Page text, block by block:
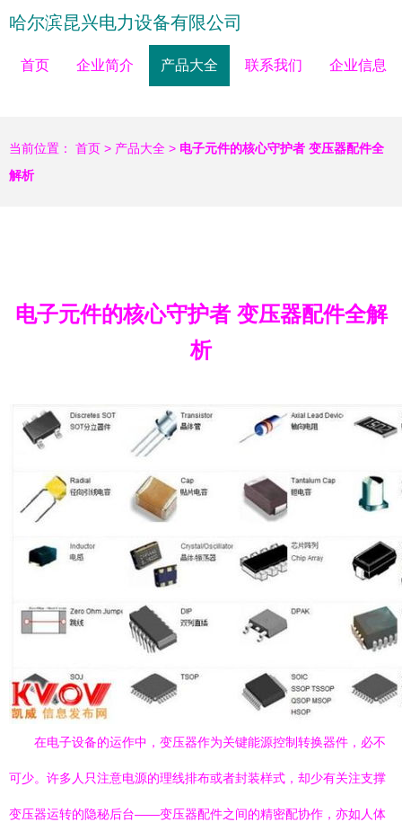
哈尔滨昆兴电力设备有限公司
首页 企业简介 产品大全 联系我们 企业信息
当前位置： 首页 > 产品大全 > 电子元件的核心守护者 变压器配件全
解析
电子元件的核心守护者 变压器配件全解
析
在电子设备的运作中，变压器作为关键能源控制转换器件，必不
可少。许多人只注意电源的理线排布或者封装样式，却少有关注支撑
变压器运转的隐秘后台——变压器配件之间的精密配协作，亦如人体